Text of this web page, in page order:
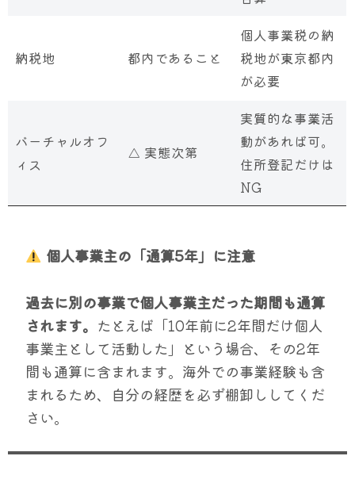
納税地 都内であること
個人事業税の納
税地が東京都内
が必要
バーチャルオフ
ィス
△ 実態次第
実質的な事業活
動があれば可。
住所登記だけは
NG
個人事業主の「通算5年」に注意
過去に別の事業で個人事業主だった期間も通算
されます。 たとえば「10年前に2年間だけ個人
事業主として活動した」という場合、その2年
間も通算に含まれます。海外での事業経験も含
まれるため、自分の経歴を必ず棚卸ししてくだ
さい。